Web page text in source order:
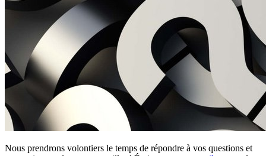
Nous prendrons volontiers le temps de répondre à vos questions et